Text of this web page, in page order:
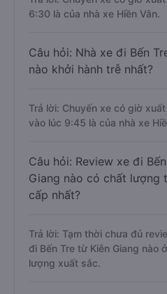
6:30 là của nhà xe Hiền Vân.
Câu hỏi: Nhà xe đi Bến
nào khởi hành trễ nhất?
Trả lời: Chuyến xe có giờ
vào lúc 9:45 là của nhà xe
Câu hỏi: Review xe đi
Giang nào có chất lượng
cấp nhất?
Trả lời: Tạm thời chưa đủ
đi Bến Tre từ Kiên Giang nào
lượng xuất sắc.